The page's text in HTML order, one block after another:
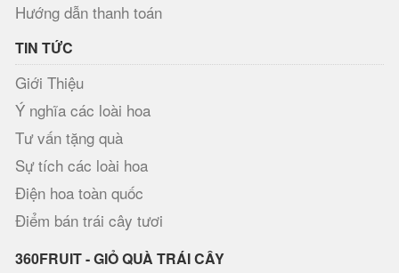
Hướng dẫn thanh toán
TIN TỨC
Giới Thiệu
Ý nghĩa các loài hoa
Tư vấn tặng quà
Sự tích các loài hoa
Điện hoa toàn quốc
Điểm bán trái cây tươi
360FRUIT - GIỎ QUÀ TRÁI CÂY